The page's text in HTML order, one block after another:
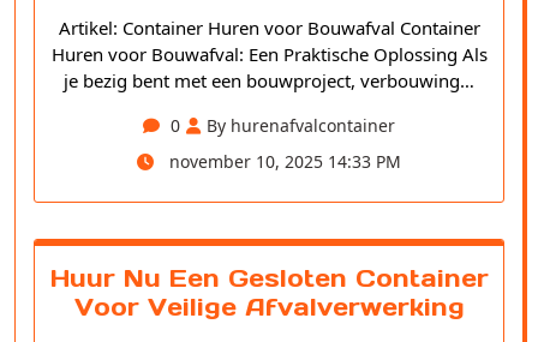
Artikel: Container Huren voor Bouwafval Container
Huren voor Bouwafval: Een Praktische Oplossing Als
je bezig bent met een bouwproject, verbouwing…
0
By hurenafvalcontainer
november 10, 2025 14:33 PM
Huur Nu Een Gesloten Container
Voor Veilige Afvalverwerking